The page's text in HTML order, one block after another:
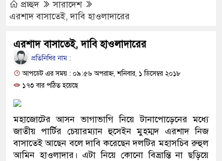
উদ্ধার
মাদক কারবারি গ্রেফতার
২৮ লাখ টাকার জাল নোটসহ
প্রচ্ছদ
সারাদেশ
এরশাদ বাসাতেই, দাবি হাওলাদারের
এরশাদ বাসাতেই, দাবি হাওলাদারের
প্রতিনিধির নাম :
আপডেট এর সময় : ০৯:৫৬ অপরাহ্ন, শনিবার, ১ ডিসেম্বর ২০১৮
১৭৩ বার পঠিত হয়েছে
মহাজোটের আসন ভাগাভাগি নিয়ে টানাপোড়েনের মধ্যে
জাতীয় পার্টির চেয়ারম্যান হুসেইন মুহম্মদ এরশাদ নিজ
বাসাতেই আছেন বলে দাবি করেছেন দলটির মহাসচিব রুহুল
আমিন হাওলাদার। এটা নিয়ে কোনো বিভ্রান্তি না ছড়িয়ে